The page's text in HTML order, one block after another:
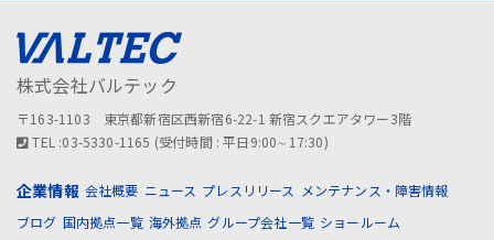
株式会社バルテック
〒163-1103 東京都新宿区西新宿6-22-1 新宿スクエアタワー3階
TEL :03-5330-1165 (受付時間 : 平日9:00∼17:30)
企業情報 会社概要 ニュース プレスリリース
メンテナンス・障害情報
ブログ 国内拠点一覧 海外拠点 グループ会社一覧 ショールーム